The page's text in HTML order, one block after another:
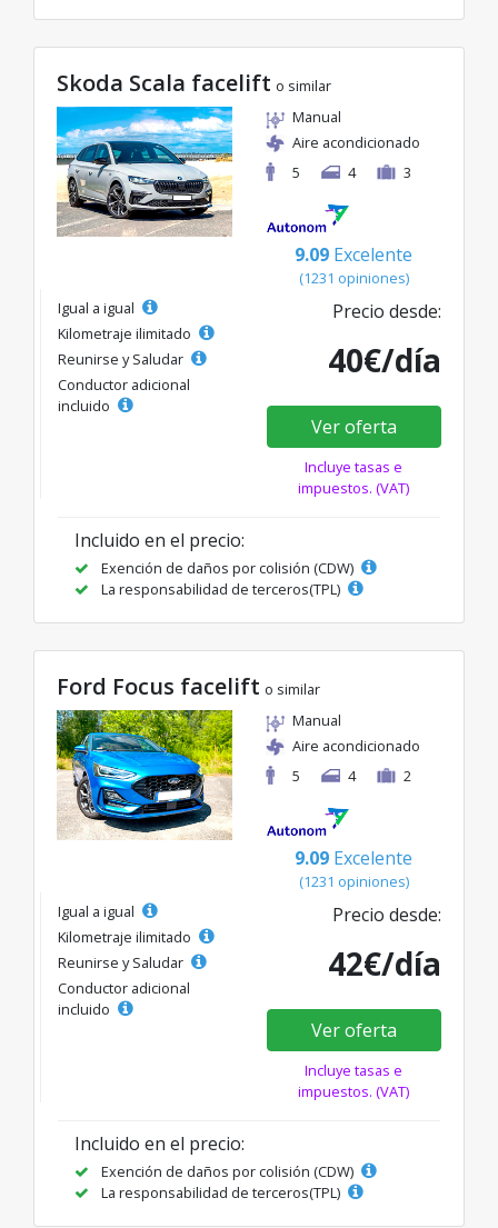
Skoda Scala facelift o similar
Manual
Aire acondicionado
5
4 3
9.09 Excelente
(1231 opiniones)
Igual a igual
Kilometraje ilimitado
Reunirse y Saludar
Conductor adicional
incluido
Precio desde:
40€/día
Ver oferta
Incluye tasas e
impuestos. (VAT)
Incluido en el precio:
Exención de daños por colisión (CDW)
La responsabilidad de terceros(TPL)
Ford Focus facelift o similar
Manual
Aire acondicionado
5
4 2
9.09 Excelente
(1231 opiniones)
Igual a igual
Kilometraje ilimitado
Reunirse y Saludar
Conductor adicional
incluido
Precio desde:
42€/día
Ver oferta
Incluye tasas e
impuestos. (VAT)
Incluido en el precio:
Exención de daños por colisión (CDW)
La responsabilidad de terceros(TPL)